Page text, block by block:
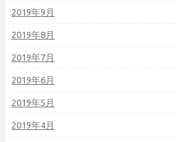
2019年9月
2019年8月
2019年7月
2019年6月
2019年5月
2019年4月